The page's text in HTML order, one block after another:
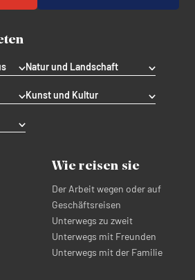
Natur und Landschaft
Kunst und Kultur
Wie reisen sie
Der Arbeit wegen oder auf
Geschäftsreisen
Unterwegs zu zweit
Unterwegs mit Freunden
Unterwegs mit der Familie